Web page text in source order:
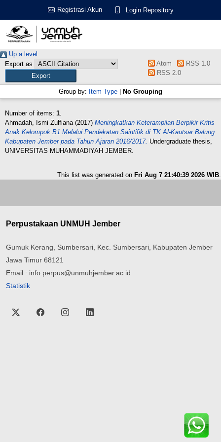
Registrasi Akun Login Repository
Up a level
Export as
Atom
RSS 1.0
RSS 2.0
Group by: Item Type No Grouping
Number of items: 1.
Ahmadah, Ismi Zulfiana(2017) Meningkatkan Keterampilan Berpikir Kritis
Anak Kelompok B1 Melalui Pendekatan Saintifik di TK Al-Kautsar Balung
Kabupaten Jember pada Tahun Ajaran 2016/2017. Undergraduate thesis,
UNIVERSITAS MUHAMMADIYAH JEMBER.
This list was generated on Fri Aug 7 21:40:39 2026 WIB.
Perpustakaan UNMUH Jember
Gumuk Kerang, Sumbersari, Kec. Sumbersari, Kabupaten Jember
Jawa Timur 68121
Email : info.perpus@unmuhjember.ac.id
Statistik